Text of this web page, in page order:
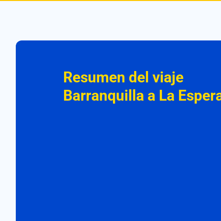
Resumen del viaje
Barranquilla a La